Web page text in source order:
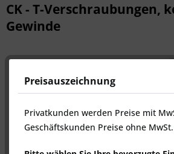
CK - T-Verschraubungen,
Gewinde
Preisauszeichnung
Privatkunden werden Preise mit
Geschäftskunden Preise ohne